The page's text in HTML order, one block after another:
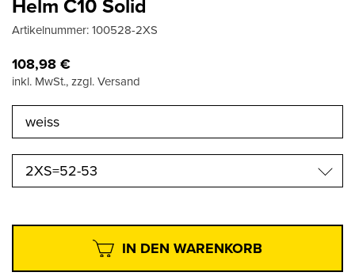
Helm C10 Solid
Artikelnummer:100528-2XS
108,98€
inkl. MwSt., zzgl. Versand
2XS=52-53
IN DEN WARENKORB